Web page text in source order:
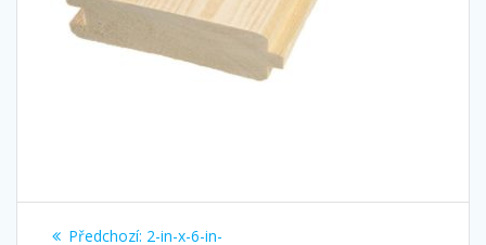
Navigace
Předchozí: Předchozí
2-in-x-6-in-